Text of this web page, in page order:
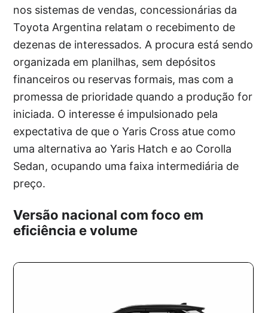
nos sistemas de vendas, concessionárias da
Toyota Argentina relatam o recebimento de
dezenas de interessados. A procura está sendo
organizada em planilhas, sem depósitos
financeiros ou reservas formais, mas com a
promessa de prioridade quando a produção for
iniciada. O interesse é impulsionado pela
expectativa de que o Yaris Cross atue como
uma alternativa ao Yaris Hatch e ao Corolla
Sedan, ocupando uma faixa intermediária de
preço.
Versão nacional com foco em
eficiência e volume